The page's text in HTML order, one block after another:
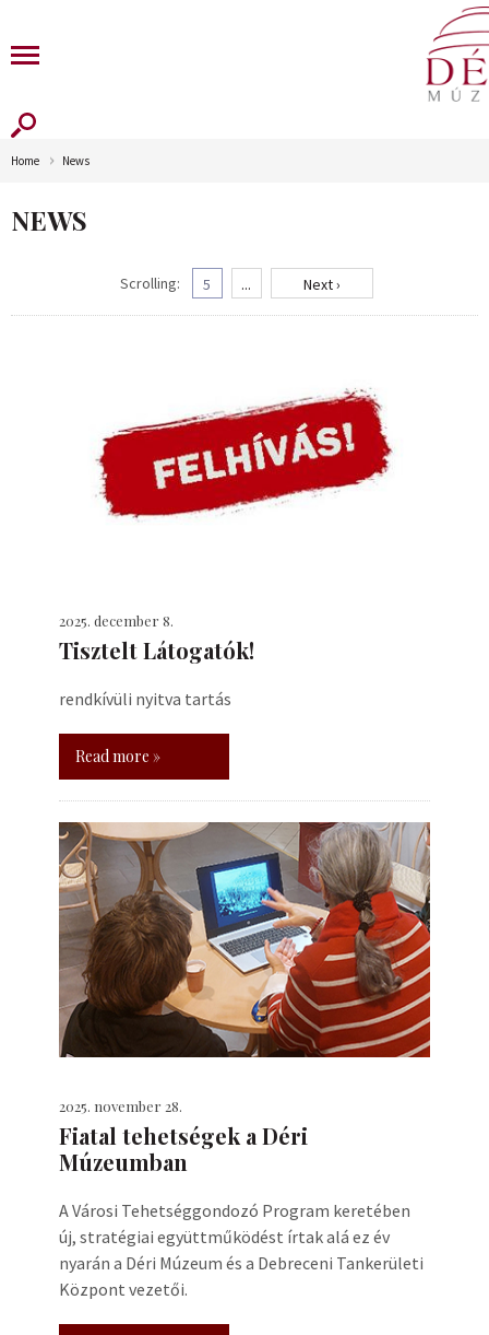
Home News
NEWS
Scrolling: 5 ... Next ›
2025. december 8.
Tisztelt Látogatók!
rendkívüli nyitva tartás
Read more »
2025. november 28.
Fiatal tehetségek a Déri
Múzeumban
A Városi Tehetséggondozó Program keretében
új, stratégiai együttműködést írtak alá ez év
nyarán a Déri Múzeum és a Debreceni Tankerületi
Központ vezetői.